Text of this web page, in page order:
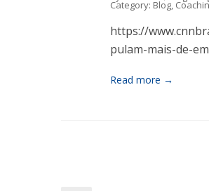
Category: Blog,
https://
pulam-mais-de-
Read more →